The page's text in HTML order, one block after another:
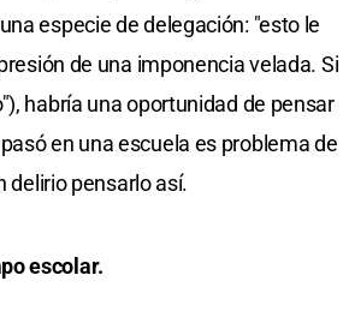
especie de delegación: "esto le
de una imponencia velada. Si
habría una oportunidad de pensar
en una escuela es problema de
delirio pensarlo así.
escolar.